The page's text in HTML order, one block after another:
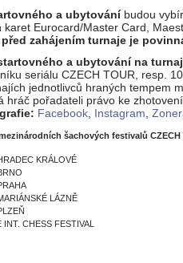
a ubytováníbudou
karet Eurocard/Master Card,
před zahájením turnaje je
a ubytování na
seriálu CZECH TOUR, resp.
jednotlivců hraných tempem
hráč pořadateli právo ke
Facebook Instagram
šachových festivalů
KRÁLOVÉ
LÁZNĚ
CHESS FESTIVAL